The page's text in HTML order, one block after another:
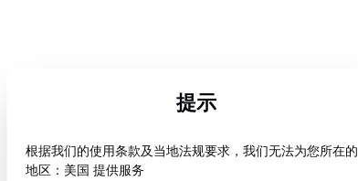
提示
根据我们的使用条款及当地法规要求，我们无法为您所在的
地区：美国 提供服务